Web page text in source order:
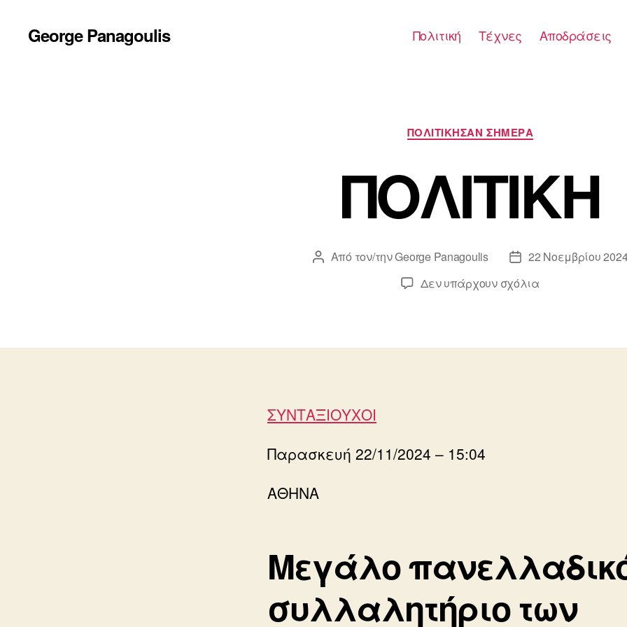
George Panagoulis Πολιτική Τέχνες Αποδράσεις
Κατηγορίες
ΠΟΛΙΤΙΚΗΣΑΝ ΣΗΜΕΡΑ
ΠΟΛΙΤΙΚΗ
Συντάκτης
Από τον/τηνGeorge Panagoulis
Ημ.22 Νοεμβρίου
Δεν υπάρχουν σχόλιαστο
ΣΥΝΤΑΞΙΟΥΧΟΙ
Παρασκευή 22/11/2024 – 15:04
ΑΘΗΝΑ
Μεγάλο
συλλαλητήριο των